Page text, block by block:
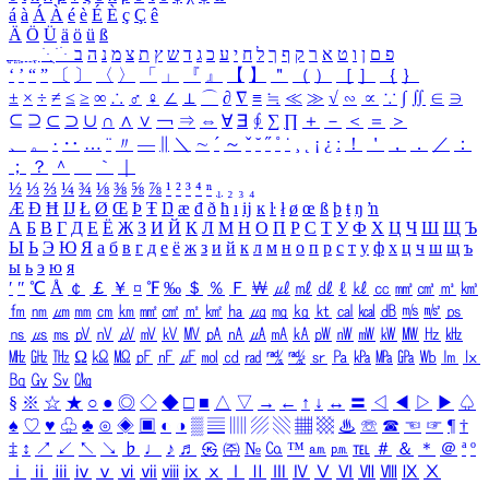
á à Á À é è É È ç Ç ê
Ä Ö Ü ä ö ü ß
ִֶֹ ֻּ ׁׂ פ ם ן ו ט א ר ק ף ך ל ח י ע כ ג ד ש ץ ת צ מ נ ה ב
‘ ’ “ ” 〔 〕 〈 〉 「 」 『 』 【 】 ＂ （ ） ［ ］ ｛ ｝
± × ÷ ≠ ≤ ≥ ∞ ∴ ♂ ♀ ∠ ⊥ ⌒ ∂ ∇ ≡ ≒ ≪ ≫ √ ∽ ∝ ∵ ∫ ∬ ∈ ∋
⊆ ⊇ ⊂ ⊃ ∪ ∩ ∧ ∨ ￢ ⇒ ⇔ ∀ ∃ ∮ ∑ ∏ ＋ － ＜ ＝
＞
、
。 · ‥ … ¨ 〃 ― ＼ ∼ ´ ～ ˇ ˘ ˝ ˚ ˙ ¸ ¡ ¿ ː ！ ＇ ， ． ／
：
；
？ ＾ ｀
½ ⅓ ⅔ ¼ ¾ ⅛ ⅜ ⅝ ⅞ ¹ ² ³ ⁴ ⁿ ₁ ₂ ₃ ₄
Æ Ð Ħ Ĳ Ł Ø Œ Þ Ŧ Ŋ æ đ ð ħ ı ĳ ĸ ŀ ł ø œ ß þ ŧ ŋ ŉ
А Б В Г Д Е Ё Ж З И Й К Л М Н О П Р С Т У Ф Х Ц Ч Ш Щ Ъ
Ы Ь Э Ю Я а б в г д е ё ж з и й к л м н о п р с т у ф х ц ч ш щ ъ
ы ь э ю я
′ ″ ℃ Å ￠ ￡ ￥ ¤ ℉ ‰ ＄ ％ Ｆ ￦ ㎕ ㎖ ㎗ ℓ ㎘ ㏄ ㎣ ㎤ ㎥ ㎦
㎙ ㎚ ㎛ ㎜ ㎝ ㎞ ㎟ ㎠ ㎡ ㎢ ㏊ ㎍ ㎎ ㎏ ㏏ ㎈ ㎉ ㏈ ㎧ ㎨ ㎰
㎱ ㎲ ㎳ ㎴ ㎵ ㎶ ㎷ ㎸ ㎹ ㎀ ㎁ ㎂ ㎃ ㎄ ㎺ ㎻ ㎽ ㎾ ㎿ ㎐ ㎑
㎒ ㎓ ㎔ Ω ㏀ ㏁ ㎊ ㎋ ㎌ ㏖ ㏅ ㎭ ㎮ ㎯ ㏛ ㎩ ㎪ ㎫ ㎬ ㏝ ㏐
㏓
㏃ ㏉ ㏜ ㏆
§ ※ ☆ ★ ○ ● ◎ ◇ ◆ □ ■ △ ▽ → ← ↑ ↓ ↔ 〓 ◁ ◀ ▷ ▶ ♤
♠ ♡ ♥ ♧ ♣ ⊙ ◈ ▣ ◐ ◑ ▒ ▤ ▨ ▧ ▦ ▩ ♨ ☏ ☎ ☜ ☞ ¶ †
‡ ↕ ↗ ↙ ↖ ↘ ♭ ♩ ♪ ♬ ㉿ ㈜ № ㏇ ™ ㏂ ㏘ ℡ ＃ ＆ ＊ ＠ ª º
ⅰ
ⅱ ⅲ ⅳ ⅴ ⅵ ⅶ ⅷ ⅸ ⅹ Ⅳ Ⅴ Ⅵ Ⅶ Ⅷ Ⅸ Ⅹ